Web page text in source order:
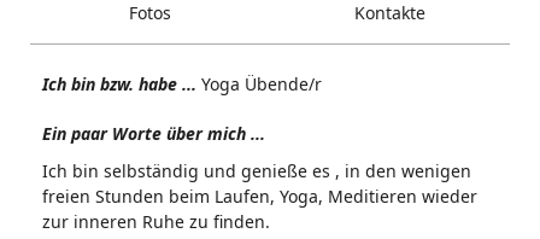
Fotos Kontakte
Ich bin bzw. habe ... Yoga Übende/r
Ein paar Worte über mich ...
Ich bin selbständig und genieße es , in den wenigen
freien Stunden beim Laufen, Yoga, Meditieren wieder
zur inneren Ruhe zu finden.